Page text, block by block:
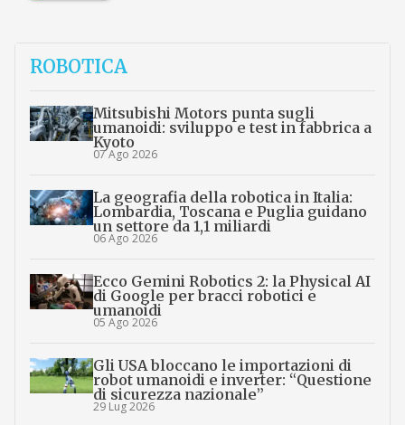
ROBOTICA
Mitsubishi Motors punta sugli
umanoidi: sviluppo e test in fabbrica a
Kyoto
07 Ago 2026
La geografia della robotica in Italia:
Lombardia, Toscana e Puglia guidano
un settore da 1,1 miliardi
06 Ago 2026
Ecco Gemini Robotics 2: la Physical AI
di Google per bracci robotici e
umanoidi
05 Ago 2026
Gli USA bloccano le importazioni di
robot umanoidi e inverter: “Questione
di sicurezza nazionale”
29 Lug 2026